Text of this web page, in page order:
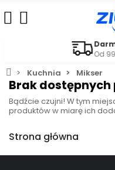
Darmowa
Od 99 zł
Kuchnia Mikser
Strona główna
Brak
Bądźcie czujni! W tym
produktów w miarę ich